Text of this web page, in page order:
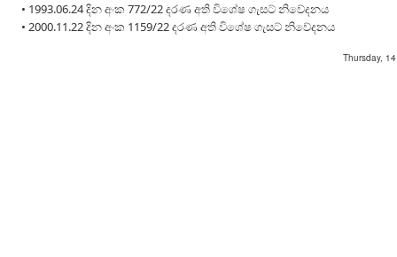
• 1993.06.24 දින අංක 772/22 දරණ අති විශේෂ ගැසට් නිවේදනය
• 2000.11.22 දින අංක 1159/22 දරණ අති විශේෂ ගැසට් නිවේදනය
Thursday,